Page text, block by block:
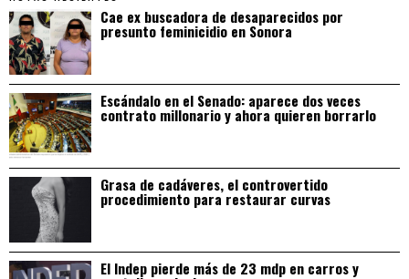
Cae ex buscadora de desaparecidos por
presunto feminicidio en Sonora
Escándalo en el Senado: aparece dos veces
contrato millonario y ahora quieren borrarlo
Grasa de cadáveres, el controvertido
procedimiento para restaurar curvas
El Indep pierde más de 23 mdp en carros y